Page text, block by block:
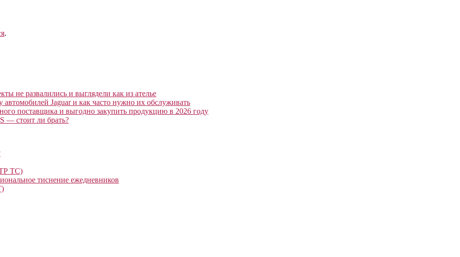
.
не развалились и выглядели как из ателье
Jaguar и как часто нужно их обслуживать
поставщика и выгодно закупить продукцию в 2026 году
— стоит ли брать?
ТС)
тиснение ежедневников